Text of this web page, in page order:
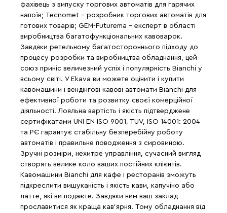
фахівець з випуску торгових автоматів для гарячих
напоїв; Tecnomet - розробник торгових автоматів для
готових товарів; GEM-Futurema - експерт в області
виробництва багатофункціональних кавоварок.
Завдяки ретельному багатостороннього підходу до
процесу розробки та виробництва обладнання, цей
союз приніс величезний успіх і популярність Bianchi у
всьому світі. У Ekava ви можете оцінити і купити
кавомашини і вендінгові кавові автомати Bianchi для
ефективної роботи та розвитку своєї комерційної
діяльності. Лояльна вартість і якість підтверджене
сертифікатами UNI EN ISO 9001, TUV, ISO 14001: 2004
та РЄ гарантує стабільну безперебійну роботу
автоматів і правильне поводження з сировиною.
Зручні розміри, нехитре управління, сучасний вигляд
створять велике коло ваших постійних клієнтів.
Кавомашини Bianchi для кафе і ресторанів зможуть
підкреслити вишуканість і якість кави, капучіно або
латте, які ви подаєте. Завдяки ним ваш заклад
прославитися як краща кав'ярня. Тому обладнання від